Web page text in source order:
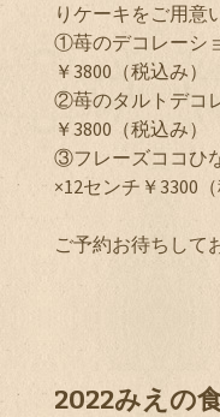
りケーキをご用意
①苺のデコレーシ
￥3800（税込み）
②苺のタルトデコ
￥3800（税込み）
③フレーズココひ
×12センチ￥3300（
ご予約お待ちして
2022みえの